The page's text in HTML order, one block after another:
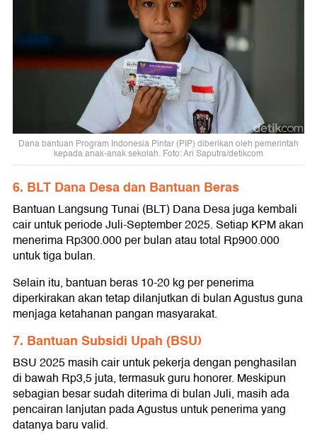
Dana bantuan Program Indonesia Pintar (PIP) diberikan oleh pemerintah
kepada anak-anak sekolah. Foto: Ari Saputra/detikcom
6. BLT Dana Desa dan Bantuan Beras
Bantuan Langsung Tunai (BLT) Dana Desa juga kembali
cair untuk periode Juli-September 2025. Setiap KPM akan
menerima Rp300.000 per bulan atau total Rp900.000
untuk tiga bulan.
Selain itu, bantuan beras 10-20 kg per penerima
diperkirakan akan tetap dilanjutkan di bulan Agustus guna
menjaga ketahanan pangan masyarakat.
7. Bantuan Subsidi Upah (BSU)
BSU 2025 masih cair untuk pekerja dengan penghasilan
di bawah Rp3,5 juta, termasuk guru honorer. Meskipun
sebagian besar sudah diterima di bulan Juli, masih ada
pencairan lanjutan pada Agustus untuk penerima yang
datanya baru valid.